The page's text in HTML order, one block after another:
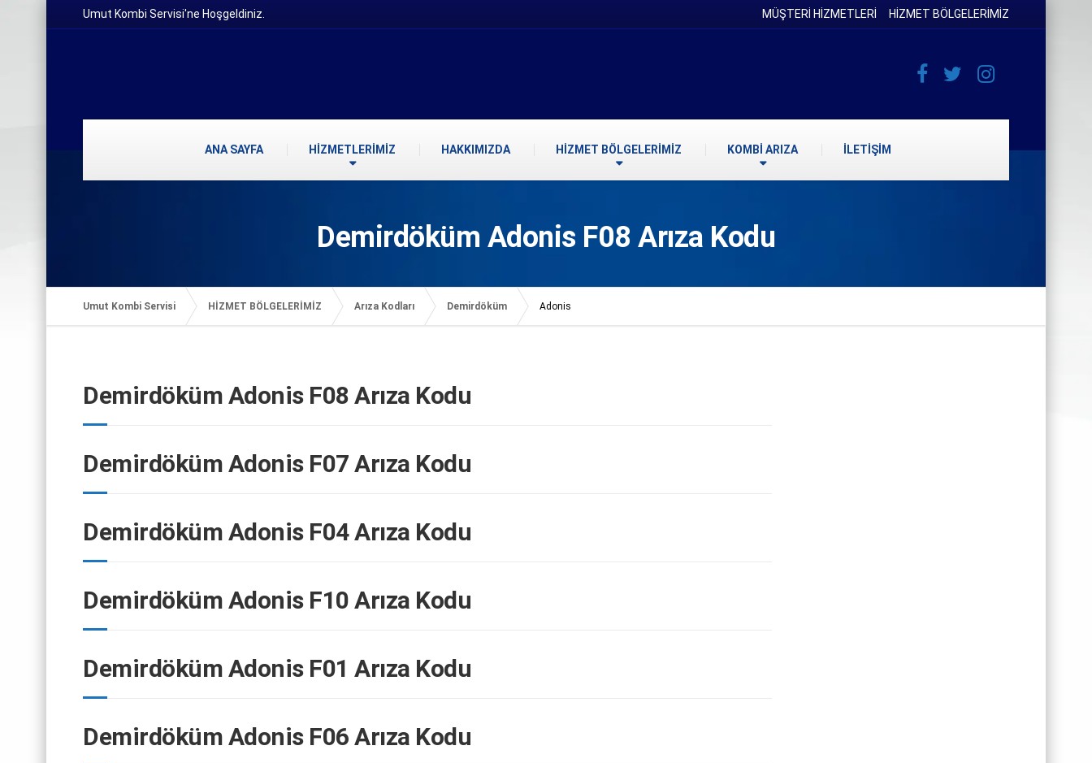
Umut Kombi Servisi'ne Hoşgeldiniz. MÜŞTERİ HİZMETLERİ HİZMET BÖLGELERİMİZ
ANA SAYFA HİZMETLERİMİZ HAKKIMIZDA HİZMET BÖLGELERİMİZ KOMBİ ARIZA İLETİŞİM
Demirdöküm Adonis F08 Arıza Kodu
Umut Kombi Servisi HİZMET BÖLGELERİMİZ Arıza Kodları Demirdöküm Adonis
Demirdöküm Adonis F08 Arıza Kodu
Demirdöküm Adonis F07 Arıza Kodu
Demirdöküm Adonis F04 Arıza Kodu
Demirdöküm Adonis F10 Arıza Kodu
Demirdöküm Adonis F01 Arıza Kodu
Demirdöküm Adonis F06 Arıza Kodu